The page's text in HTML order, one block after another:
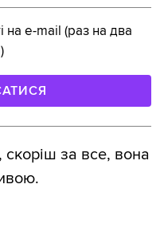
на e-mail (раз на два
скоріш за все, вона